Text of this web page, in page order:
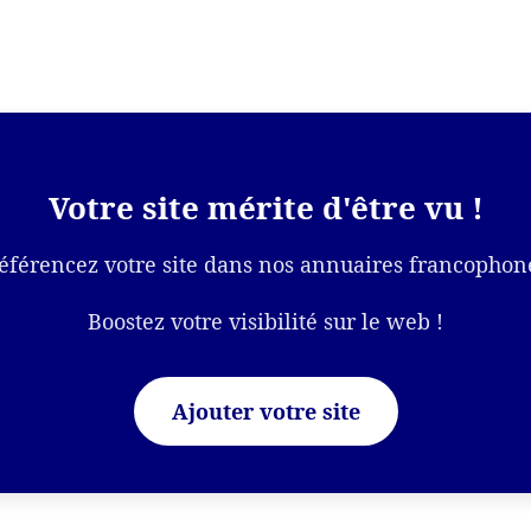
Votre site mérite d'être vu !
votre site dans nos annuaires
Boostez votre visibilité sur le web !
Ajouter votre site